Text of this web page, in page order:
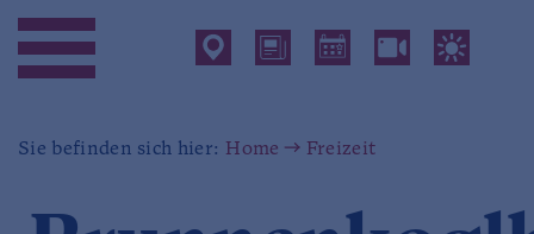
Sie befinden sich hier: Home Freizeit